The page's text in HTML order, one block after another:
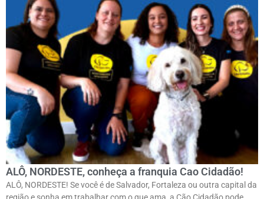
ALÔ, NORDESTE, conheça a franquia Cao Cidadão!
ALÔ, NORDESTE! Se você é de Salvador, Fortaleza ou outra capital da